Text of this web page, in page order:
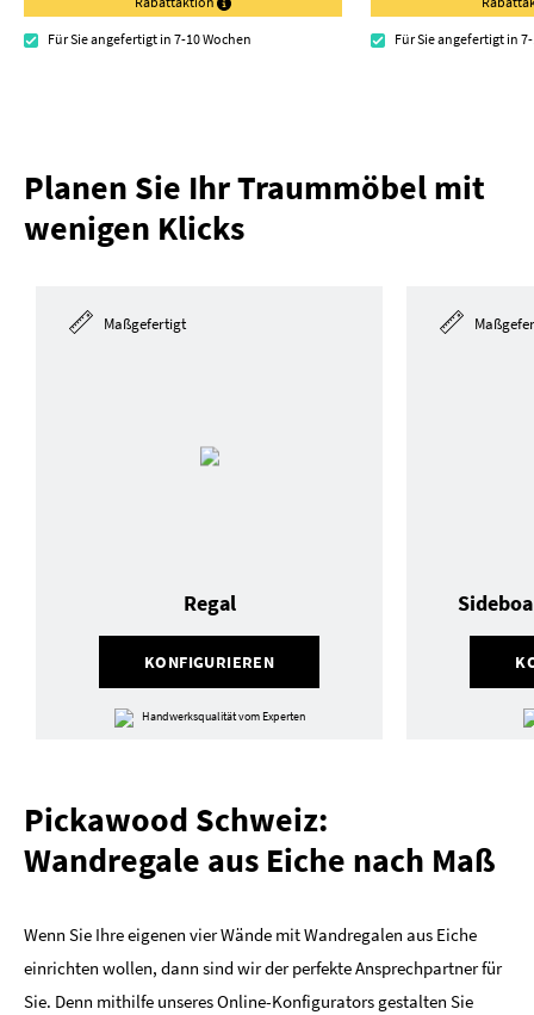
Für Sie angefertigt in 7-10 Wochen Für Sie angefertigt in
Planen Sie Ihr Traummöbel mit
wenigen Klicks
Maßgefertigt
KONFIGURIEREN
Regal
Handwerksqualität vom Experten
Pickawood Schweiz:
Wandregale aus Eiche nach Maß
Wenn Sie Ihre eigenen vier Wände mit Wandregalen aus Eiche
einrichten wollen, dann sind wir der perfekte Ansprechpartner für
Sie. Denn mithilfe unseres Online-Konfigurators gestalten Sie